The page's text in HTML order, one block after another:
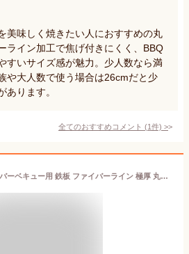
美味しく焼きたい人におすすめの丸
ライン加工で焦げ付きにくく、BBQ
すいサイズ感が魅力。少人数なら満
や大人数で使う場合は26cmだと少
あります。
全てのおすすめコメント (1件) >
キャプテンスタッグ バーベキュー用 鉄板 ファイバーライン 極厚 丸型鉄板 26cm M-6692M-6692